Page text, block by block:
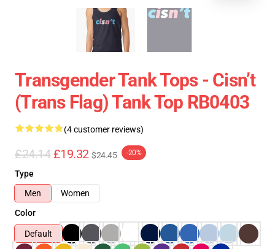
Transgender Tank Tops - Cisn’t
(Trans Flag) Tank Top RB0403
(4 customer reviews)
£24.14 £19.32 $24.45 -20%
Type
Men
Women
Color
Default